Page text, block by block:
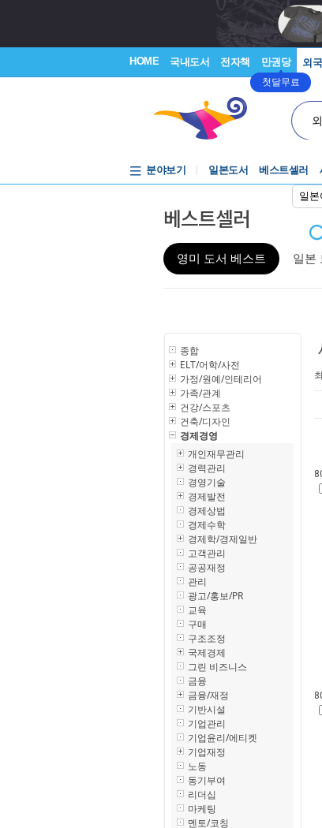
HOME 국내도서 전자책 만권당
첫달무료
외
일본
분야보기 일본도서 베스트셀러
베스트셀러
영미 도서 베스트 일본
종합
ELT/어학/사전
가정/원예/인테리어
가족/관계
건강/스포츠
건축/디자인
경제경영
개인재무관리
경력관리
경영기술
경제발전
경제상법
경제수학
경제학/경제일반
고객관리
공공재정
관리
광고/홍보/PR
교육
구매
구조조정
국제경제
그린 비즈니스
금융
금융/재정
기반시설
기업관리
기업윤리/에티켓
기업재정
노동
동기부여
리더십
마케팅
멘토/코칭